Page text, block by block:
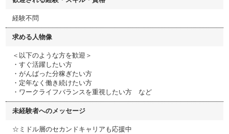
経験不問
求める人物像
＜以下のような方を歓迎＞
・すぐ活躍したい方
・がんばった分稼ぎたい方
・定年なく働き続けたい方
・ワークライフバランスを重視したい方 など
未経験者へのメッセージ
☆ミドル層のセカンドキャリアも応援中